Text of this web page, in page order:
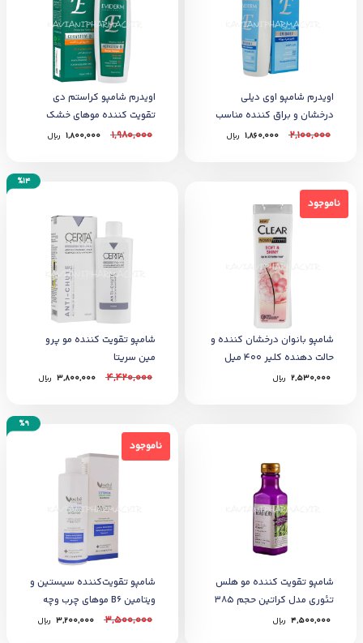
اویدرم شامپو اوی دیلی
درخشان و براق کننده مناسب
انواع مو
2,100,000
1,860,000 ﷼
اویدرم شامپو کراستم دی
تقویت کننده موهای خشک
1,980,000
1,800,000 ﷼
ناموجود
ناموجود
شامپو بانوان درخشان کننده و
حالت دهنده کلیر 400 میل
2,530,000 ﷼
%14
شامپو تقویت کننده مو پرو
مین سریتا
4,420,000
3,800,000 ﷼
شامپو تقویت کننده مو هلس
تئوری مدل کراتین حجم 385
میل
4,500,000 ﷼
ناموجود
%9
ناموجود
شامپو تقویت‌کننده سیستین و
ویتامین B6 موهای چرب وچه
250 میل
3,500,000
3,200,000 ﷼